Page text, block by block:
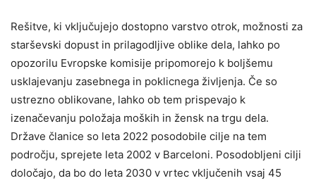
Rešitve, ki vključujejo dostopno varstvo otrok, možnosti za
starševski dopust in prilagodljive oblike dela, lahko po
opozorilu Evropske komisije pripomorejo k boljšemu
usklajevanju zasebnega in poklicnega življenja. Če so
ustrezno oblikovane, lahko ob tem prispevajo k
izenačevanju položaja moških in žensk na trgu dela.
Države članice so leta 2022 posodobile cilje na tem
področju, sprejete leta 2002 v Barceloni. Posodobljeni cilji
določajo, da bo do leta 2030 v vrtec vključenih vsaj 45